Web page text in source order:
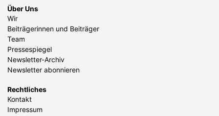
Über Uns
Wir
Beiträgerinnen und Beiträger
Team
Pressespiegel
Newsletter-Archiv
Newsletter abonnieren
Rechtliches
Kontakt
Impressum